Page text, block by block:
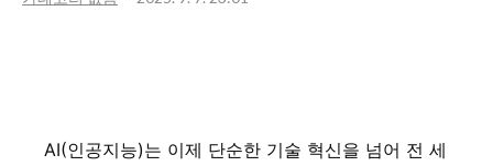
AI(인공지능)는 이제 단순한 기술 혁신을 넘어 전 세